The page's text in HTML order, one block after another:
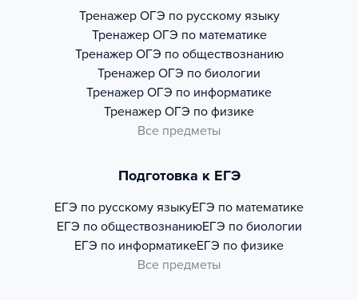
Тренажер ОГЭ по русскому языку
Тренажер ОГЭ по математике
Тренажер ОГЭ по обществознанию
Тренажер ОГЭ по биологии
Тренажер ОГЭ по информатике
Тренажер ОГЭ по физике
Все предметы
Подготовка к ЕГЭ
ЕГЭ по русскому языкуЕГЭ по математике
ЕГЭ по обществознаниюЕГЭ по биологии
ЕГЭ по информатикеЕГЭ по физике
Все предметы